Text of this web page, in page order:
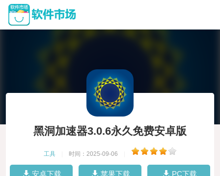
黑洞加速器3.0.6永久免费安卓版
工具 时间：2025-09-06
安卓下载 苹果下载 PC下载